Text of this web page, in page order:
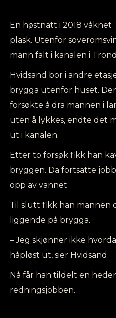
En høstnatt i 2018 våknet
plask. Utenfor
mann falt i kanalen i
Hvidsand bor i andre
brygga utenfor huset.
forsøkte å dra mannen i
uten å lykkes, endte det
ut i kanalen.
Etter to forsøk fikk han
bryggen. Da fortsatte
opp av vannet.
Til slutt fikk han mannen
liggende på brygga.
– Jeg skjønner ikke
håpløst ut, sier Hvidsand.
Nå får han tildelt en
redningsjobben.